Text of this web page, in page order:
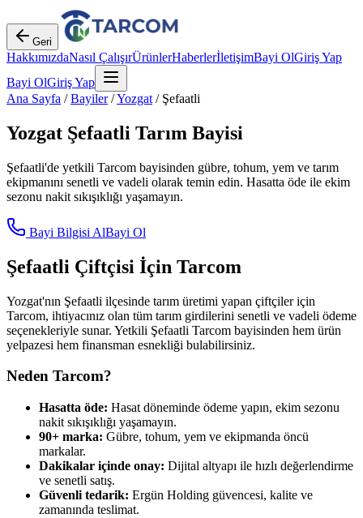
Geri
HakkımızdaNasıl ÇalışırÜrünlerHaberlerİletişimBayi OlGiriş Yap
Bayi OlGiriş Yap
Ana Sayfa /Bayiler/Yozgat / Şefaatli
Yozgat Şefaatli Tarım Bayisi
Şefaatli'de yetkili Tarcom bayisinden gübre, tohum, yem ve tarım
ekipmanını senetli ve vadeli olarak temin edin. Hasatta öde ile ekim
sezonu nakit sıkışıklığı yaşamayın.
Bayi Bilgisi AlBayi Ol
Şefaatli Çiftçisi İçin Tarcom
Yozgat'nın Şefaatli ilçesinde tarım üretimi yapan çiftçiler için
Tarcom, ihtiyacınız olan tüm tarım girdilerini senetli ve vadeli ödeme
seçenekleriyle sunar. Yetkili Şefaatli Tarcom bayisinden hem ürün
yelpazesi hem finansman esnekliği bulabilirsiniz.
Neden Tarcom?
Hasatta öde: Hasat döneminde ödeme yapın, ekim sezonu
nakit sıkışıklığı yaşamayın.
90+ marka: Gübre, tohum, yem ve ekipmanda öncü
markalar.
Dakikalar içinde onay: Dijital altyapı ile hızlı değerlendirme
ve senetli satış.
Güvenli tedarik: Ergün Holding güvencesi, kalite ve
zamanında teslimat.